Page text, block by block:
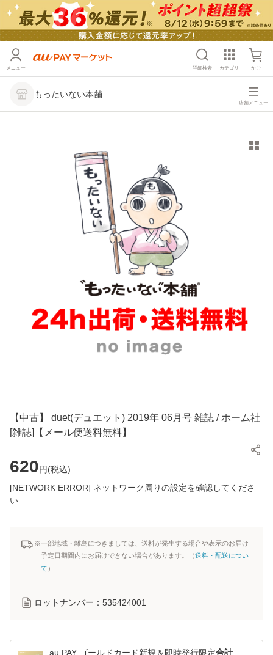
メニュー 詳細検索 カテゴリ かご
もったいない本舗
店舗メニュー
【中古】 duet(デュエット) 2019年 06月号 雑誌 / ホーム社
[雑誌]【メール便送料無料】
620円(税込)
[NETWORK ERROR] ネットワーク周りの設定を確認してくださ
い
※一部地域・離島につきましては、送料が発生する場合や表示のお届け
予定日期間内にお届けできない場合があります。（送料・配送につい
て ）
ロットナンバー： 535424001
au PAY ゴールドカード新規＆即時発行限定合計